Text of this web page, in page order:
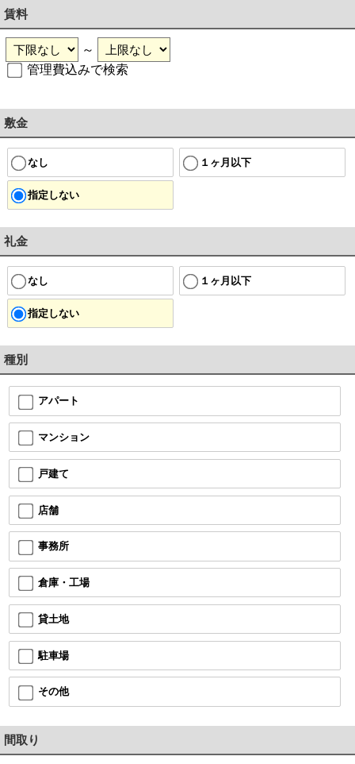
賃料
～
管理費込みで検索
敷金
なし １ヶ月以下
指定しない
礼金
なし １ヶ月以下
指定しない
種別
アパート
マンション
戸建て
店舗
事務所
倉庫・工場
貸土地
駐車場
その他
間取り